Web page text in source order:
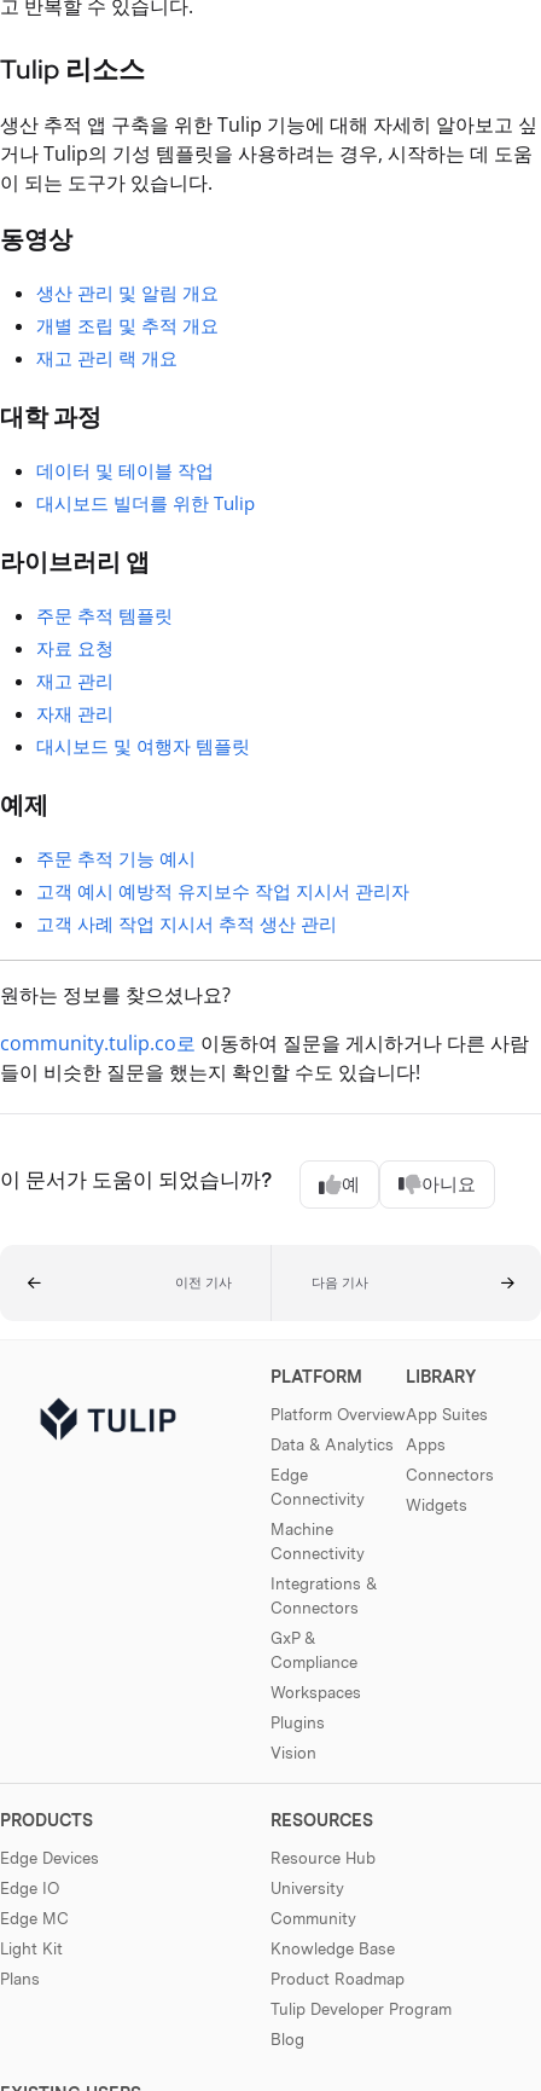
고 반복할 수 있습니다.
Tulip 리소스
생산 추적 앱 구축을 위한 Tulip 기능에 대해 자세히 알아보고 싶
거나 Tulip의 기성 템플릿을 사용하려는 경우, 시작하는 데 도움
이 되는 도구가 있습니다.
동영상
생산 관리 및 알림 개요
개별 조립 및 추적 개요
재고 관리 랙 개요
대학 과정
데이터 및 테이블 작업
대시보드 빌더를 위한 Tulip
라이브러리 앱
주문 추적 템플릿
자료 요청
재고 관리
자재 관리
대시보드 및 여행자 템플릿
예제
주문 추적 기능 예시
고객 예시 예방적 유지보수 작업 지시서 관리자
고객 사례 작업 지시서 추적 생산 관리
원하는 정보를 찾으셨나요?
community.tulip.co로 이동하여 질문을 게시하거나 다른 사람
들이 비슷한 질문을 했는지 확인할 수도 있습니다!
이 문서가 도움이 되었습니까? 예 아니요
이전 기사 다음 기사
PLATFORM
Platform Overview
Data & Analytics
Edge
Connectivity
Machine
Connectivity
Integrations &
Connectors
GxP &
Compliance
Workspaces
Plugins
Vision
LIBRARY
App Suites
Apps
Connectors
Widgets
PRODUCTS
Edge Devices
Edge IO
Edge MC
Light Kit
Plans
RESOURCES
Resource Hub
University
Community
Knowledge Base
Product Roadmap
Tulip Developer Program
Blog